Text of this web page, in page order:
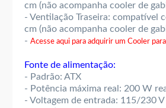
cm (não acompanha cooler de
- Ventilação Traseira: compatível
cm (não acompanha cooler de
- Acesse aqui para adquirir um Cooler
Fonte de alimentação:
- Padrão: ATX
- Potência máxima real: 200 W
- Voltagem de entrada: 115/230